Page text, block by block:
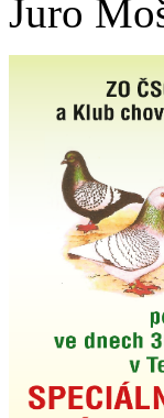
Juro